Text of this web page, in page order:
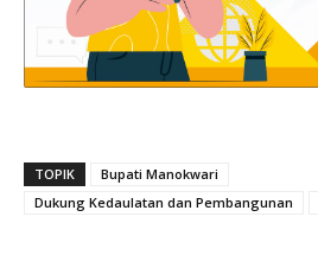
TOPIK
Bupati Manokwari
Dukung Kedaulatan dan Pembangunan